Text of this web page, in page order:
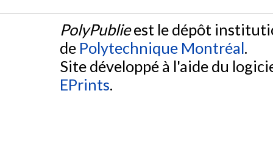
PolyPublieest le dépôt
de Polytechnique Montréal.
Site développé à l'aide du
EPrints.